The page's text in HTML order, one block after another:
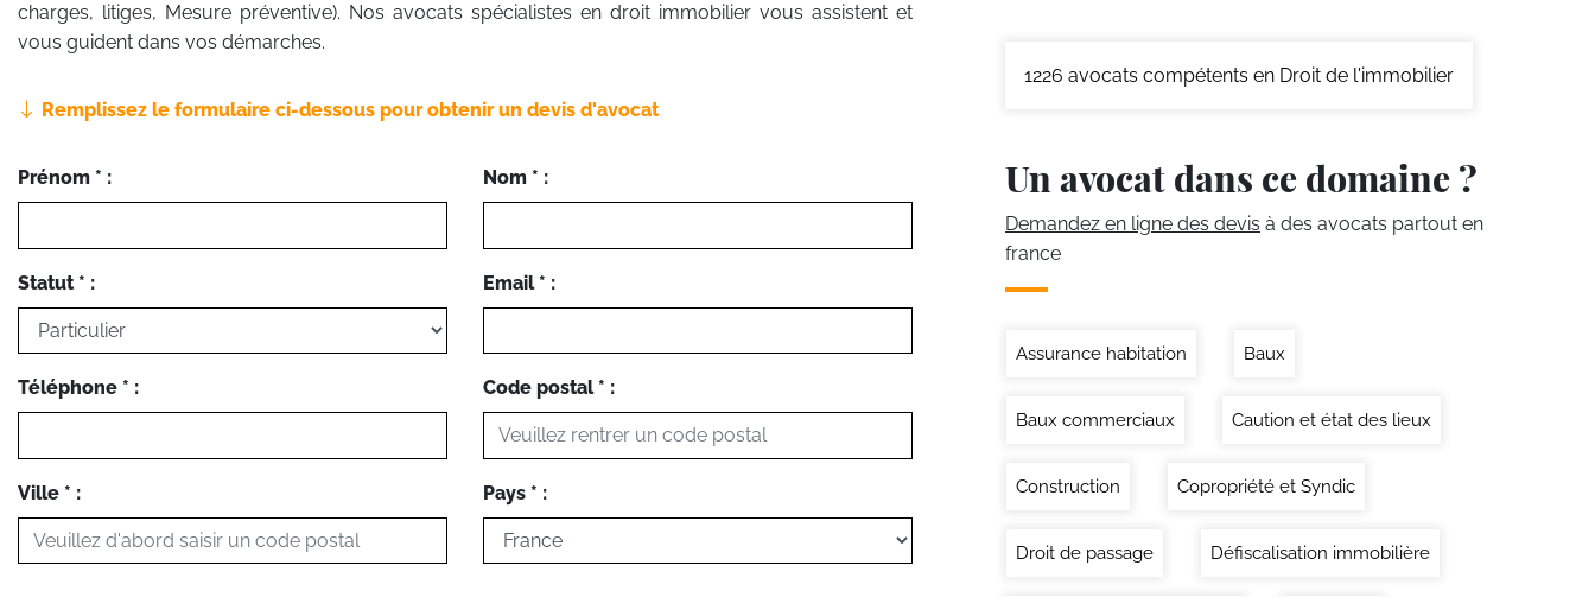
charges, litiges, Mesure préventive). Nos avocats spécialistes en droit immobilier vous assistent et
vous guident dans vos démarches.
Remplissez le formulaire ci-dessous pour obtenir un devis d'avocat
Prénom * : Nom * :
Statut * : Email * :
Téléphone * : Code postal * :
Ville * : Pays * :
1226 avocats compétents en Droit de l'immobilier
Un avocat dans ce domaine ?
Demandez en ligne des devis à des avocats partout en
france
Assurance habitation Baux
Baux commerciaux Caution et état des lieux
Construction Copropriété et Syndic
Droit de passage Défiscalisation immobilière